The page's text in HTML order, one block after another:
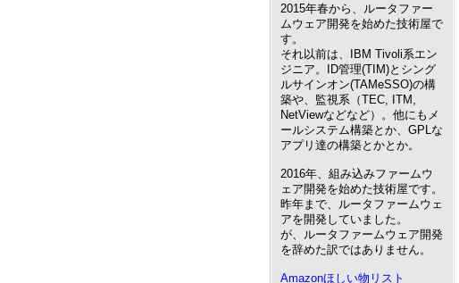
2015年春から、ルータファー
ムウェア開発を始めた技術屋で
す。
それ以前は、IBM Tivoli系エン
ジニア。ID管理(TIM)とシング
ルサインオン(TAMeSSO)の構
築や、監視系（TEC, ITM,
NetViewなどなど）。他にもメ
ールシステム構築とか、GPLな
アプリ達の構築とかとか。
2016年、組み込みファームウ
ェア開発を始めた技術屋です。
昨年まで、ルータファームウェ
アを開発していました。
が、ルータファームウェア開発
を辞めた訳ではありません。
Amazonほしい物リスト